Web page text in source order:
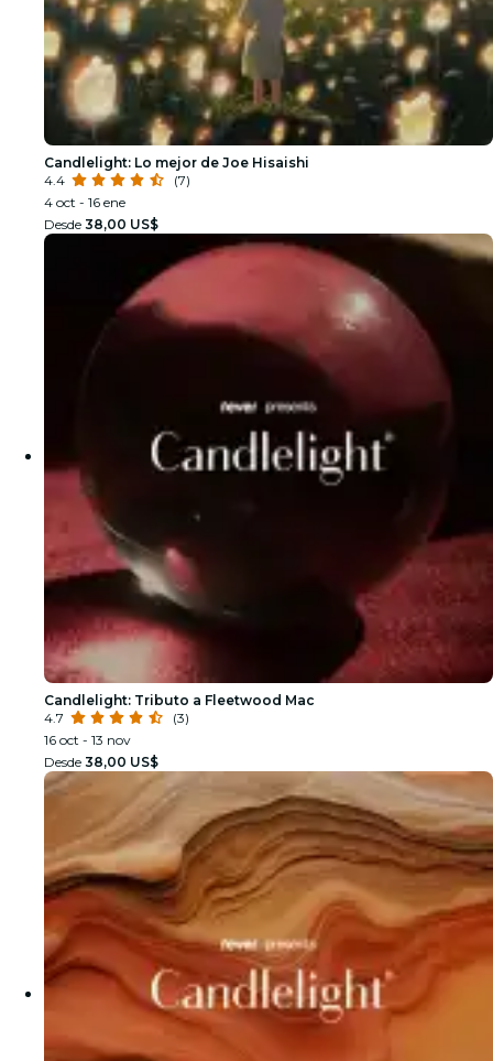
Candlelight: Lo mejor de Joe Hisaishi
4.4
(7)
4 oct - 16 ene
Desde 38,00 US$
Candlelight: Tributo a Fleetwood Mac
4.7
(3)
16 oct - 13 nov
Desde 38,00 US$